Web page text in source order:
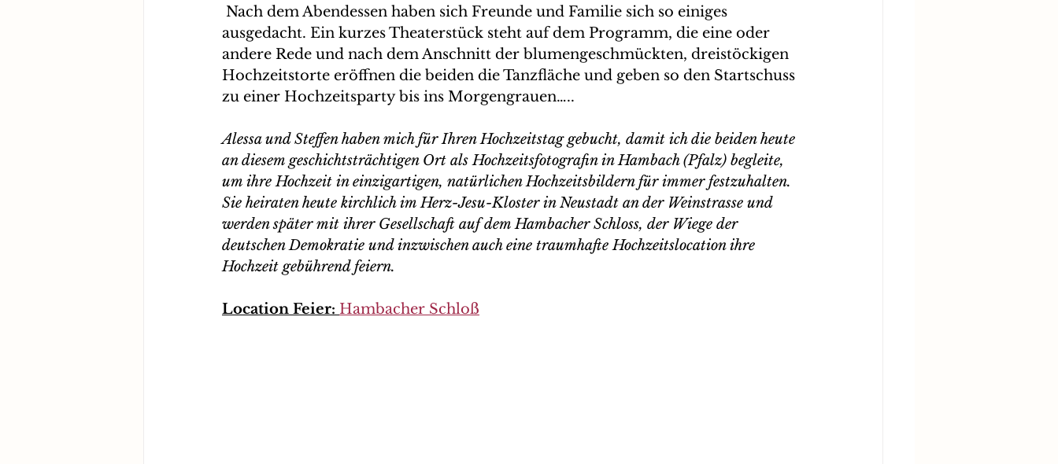
ausgedacht. Ein kurzes Theaterstück steht auf dem Programm, die eine oder
andere Rede und nach dem Anschnitt der blumengeschmückten, dreistöckigen
Hochzeitstorte eröffnen die beiden die Tanzfläche und geben so den Startschuss
zu einer Hochzeitsparty bis ins Morgengrauen…..
Alessa und Steffen haben mich für Ihren Hochzeitstag gebucht, damit ich die beiden heute
an diesem geschichtsträchtigen Ort als Hochzeitsfotografin in Hambach (Pfalz) begleite,
um ihre Hochzeit in einzigartigen, natürlichen Hochzeitsbildern für immer festzuhalten.
Sie heiraten heute kirchlich im Herz-Jesu-Kloster in Neustadt an der Weinstrasse und
werden später mit ihrer Gesellschaft auf dem Hambacher Schloss, der Wiege der
deutschen Demokratie und inzwischen auch eine traumhafte Hochzeitslocation ihre
Hochzeit gebührend feiern.
Location Feier: Hambacher Schloß